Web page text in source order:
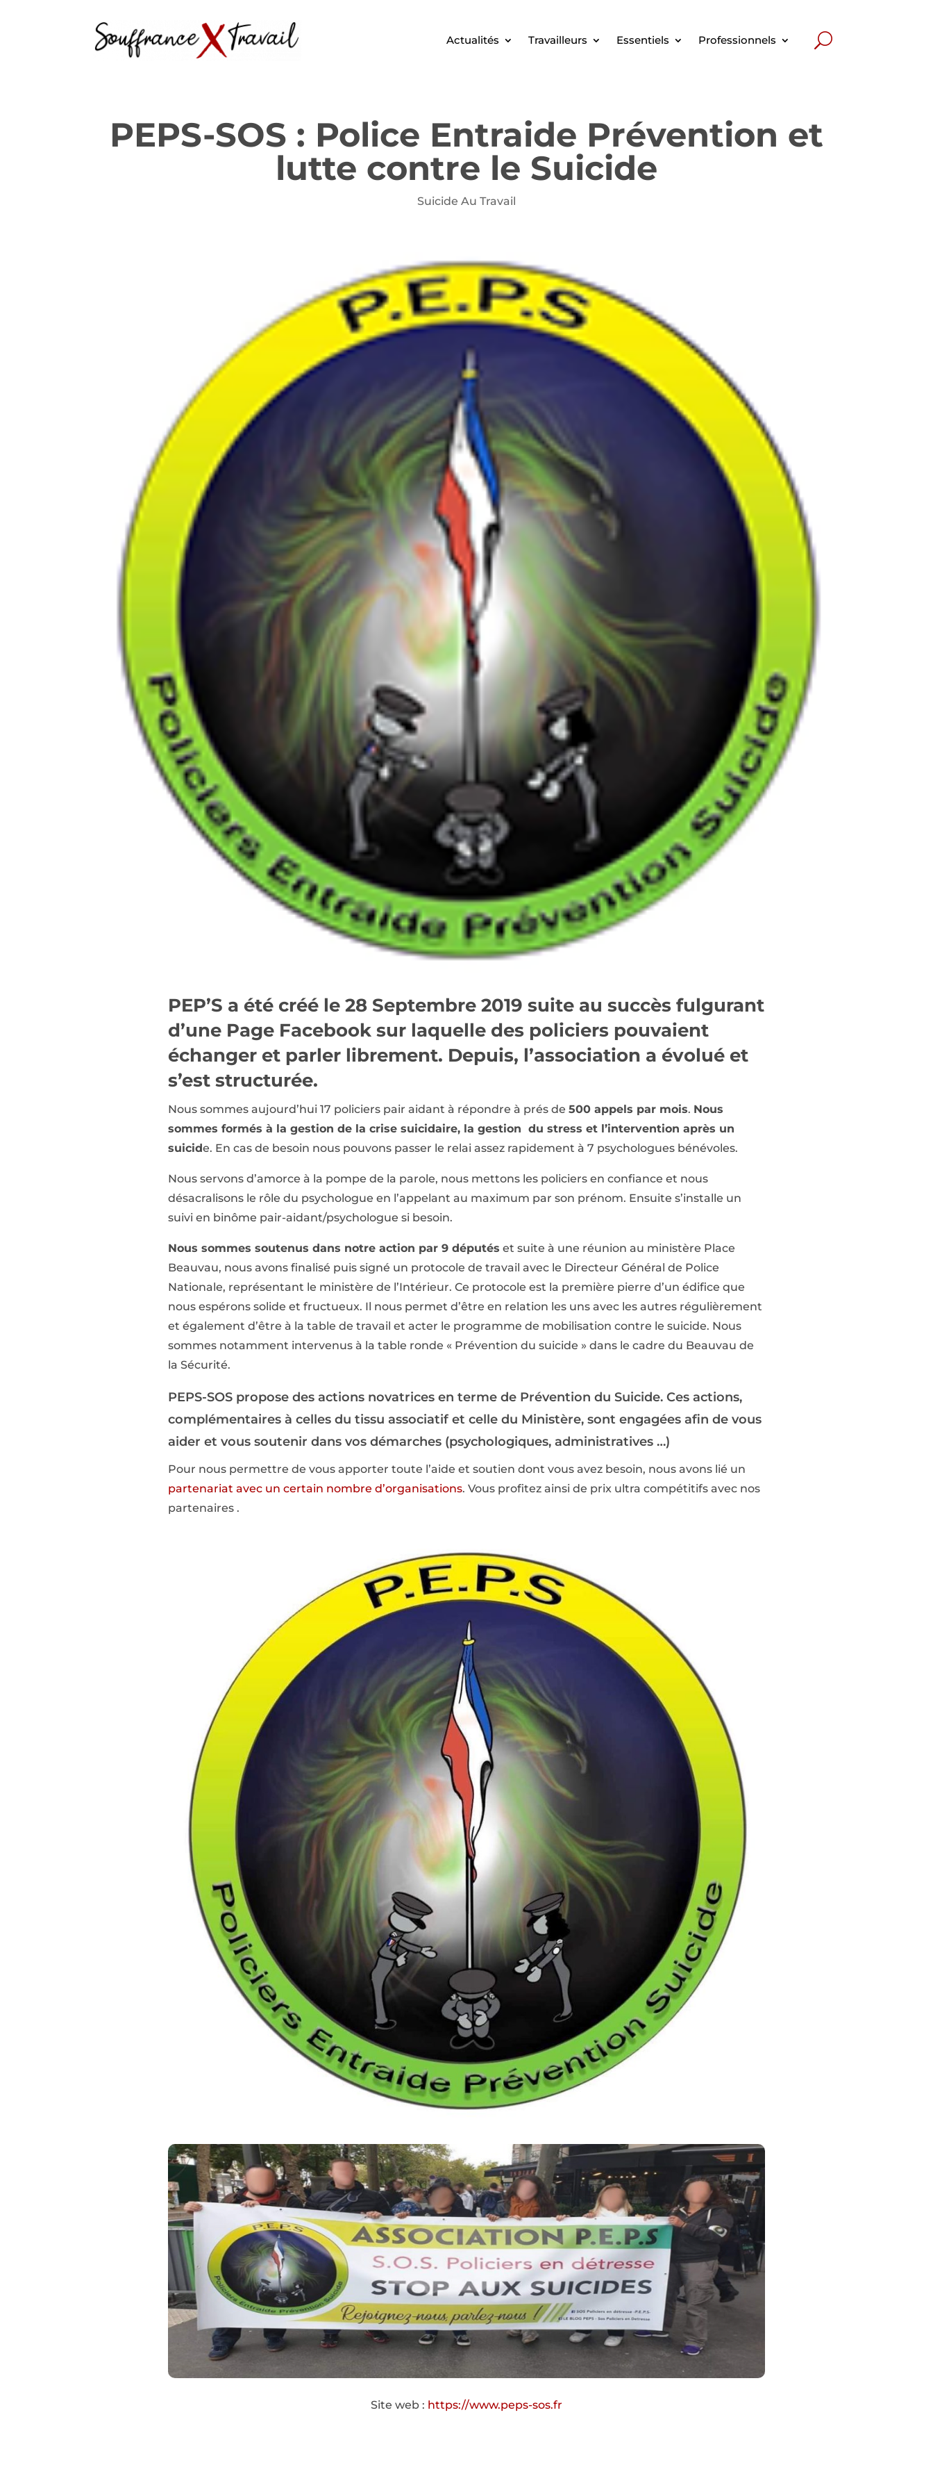
Actualités Travailleurs Essentiels Professionnels
PEPS-SOS : Police Entraide Prévention et
lutte contre le Suicide
Suicide Au Travail
PEP’S a été créé le 28 Septembre 2019 suite au succès fulgurant
d’une Page Facebook sur laquelle des policiers pouvaient
échanger et parler librement. Depuis, l’association a évolué et
s’est structurée.
Nous sommes aujourd’hui 17 policiers pair aidant à répondre à prés de 500 appels par mois. Nous
sommes formés à la gestion de la crise suicidaire, la gestion du stress et l’intervention après un
suicide. En cas de besoin nous pouvons passer le relai assez rapidement à 7 psychologues bénévoles.
Nous servons d’amorce à la pompe de la parole, nous mettons les policiers en confiance et nous
désacralisons le rôle du psychologue en l’appelant au maximum par son prénom. Ensuite s’installe un
suivi en binôme pair-aidant/psychologue si besoin.
Nous sommes soutenus dans notre action par 9 députés et suite à une réunion au ministère Place
Beauvau, nous avons finalisé puis signé un protocole de travail avec le Directeur Général de Police
Nationale, représentant le ministère de l’Intérieur. Ce protocole est la première pierre d’un édifice que
nous espérons solide et fructueux. Il nous permet d’être en relation les uns avec les autres régulièrement
et également d’être à la table de travail et acter le programme de mobilisation contre le suicide. Nous
sommes notamment intervenus à la table ronde « Prévention du suicide » dans le cadre du Beauvau de
la Sécurité.
PEPS-SOS propose des actions novatrices en terme de Prévention du Suicide. Ces actions,
complémentaires à celles du tissu associatif et celle du Ministère, sont engagées afin de vous
aider et vous soutenir dans vos démarches (psychologiques, administratives …)
Pour nous permettre de vous apporter toute l’aide et soutien dont vous avez besoin, nous avons lié un
partenariat avec un certain nombre d’organisations. Vous profitez ainsi de prix ultra compétitifs avec nos
partenaires .
Site web : https://www.peps-sos.fr